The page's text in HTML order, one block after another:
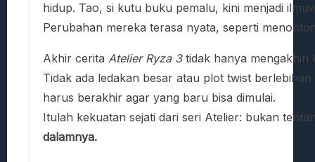
hidup. Tao, si kutu buku pemalu, kini menjadi
Perubahan mereka terasa nyata, seperti
Akhir cerita Atelier Ryza 3tidak hanya mengakhiri
Tidak ada ledakan besar atau plot twist
harus berakhir agar yang baru bisa dimulai.
Itulah kekuatan sejati dari seri Atelier: bukan
dalamnya.